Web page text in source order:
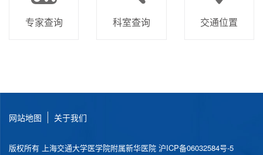
专家查询 科室查询 交通位置
网站地图 关于我们
版权所有 上海交通大学医学院附属新华医院 沪ICP备06032584号-5